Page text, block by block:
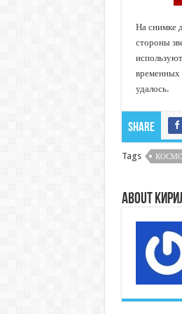
На снимке
стороны
временных
удалось.
Share
Tags
About